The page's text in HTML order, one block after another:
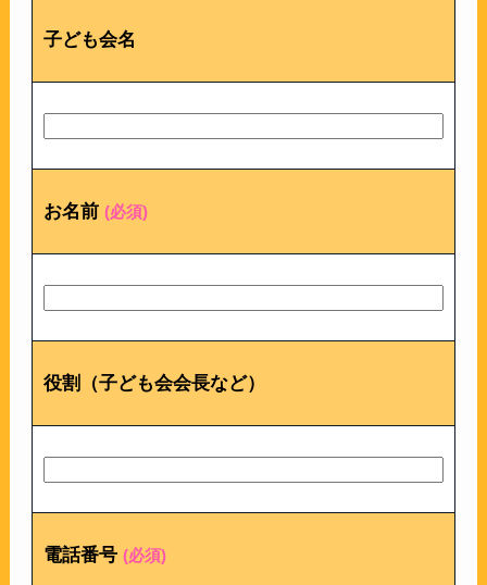
子ども会名
お名前 (必須)
役割（子ども会会長など）
電話番号 (必須)